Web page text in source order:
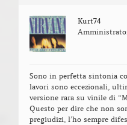
Kurt74
Sono in perfetta sintonia
lavori sono eccezionali,
versione rara su vinile di
Questo per dire che non
pregiudizi, l’ho sempre